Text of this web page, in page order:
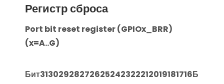
Регистр сброса
Port bit reset register (GPIOx_BRR)
(x=A..G)
Бит31302928272625242322212019181716Б